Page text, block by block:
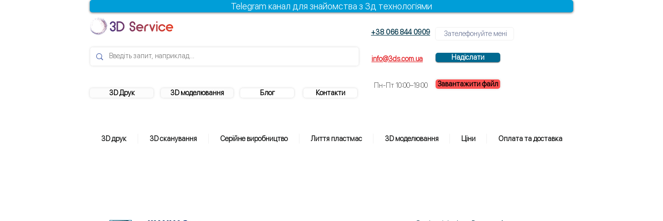
Telegram канал для знайомства з 3д технологіями
3D Друк 3D моделювання Блог Контакти
+38 066 844 0909
info@3ds.com.ua Надіслати
Пн-Пт 10:00–19:00 Завантажити файл
3D друк 3D сканування Серійне виробництво Лиття пластмас 3D моделювання Ціни Оплата та доставка